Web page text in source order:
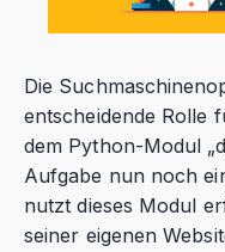
Die
entscheidende Rolle
dem Python-Modul
Aufgabe nun noch
nutzt dieses Modul
seiner eigenen